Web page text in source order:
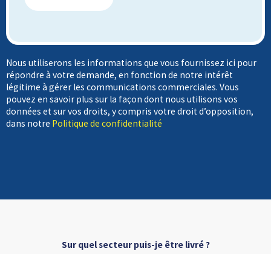
s
*
*
Nous utiliserons les informations que vous fournissez ici pour
répondre à votre demande, en fonction de notre intérêt
légitime à gérer les communications commerciales. Vous
pouvez en savoir plus sur la façon dont nous utilisons vos
données et sur vos droits, y compris votre droit d’opposition,
dans notre Politique de confidentialité
Sur quel secteur puis-je être livré ?